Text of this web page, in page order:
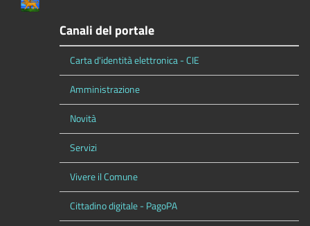
Canali del portale
Carta d'identità elettronica - CIE
Amministrazione
Novità
Servizi
Vivere il Comune
Cittadino digitale - PagoPA